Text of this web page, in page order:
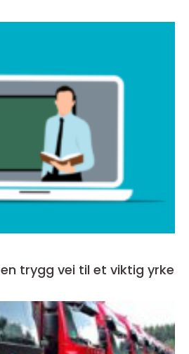
Helsefagarbeider en trygg vei til et viktig yrke